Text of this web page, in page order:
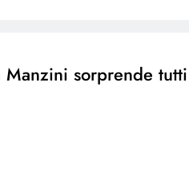
sorprende tutti